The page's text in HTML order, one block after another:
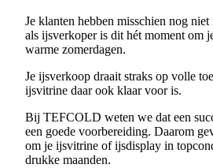
Je klanten hebben misschien nog
als ijsverkoper is dit hét moment om
warme zomerdagen.
Je ijsverkoop draait straks op volle
ijsvitrine daar ook klaar voor is.
Bij TEFCOLD weten we dat een
een goede voorbereiding. Daarom
om je ijsvitrine of ijsdisplay in
drukke maanden.